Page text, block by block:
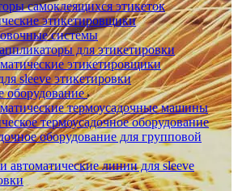
самоклеящихся этикеток
этикетировщики
системы
для этикетировки
этикетировщики
sleeve этикетировки
оборудование
термоусадочные машины
термоусадочное оборудование
оборудование для групповой
линии для sleeve